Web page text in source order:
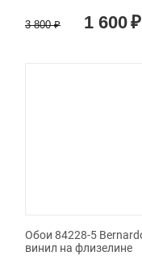
3 800 ₽ 1 600₽
Обои 84228-5
винил на флизелине